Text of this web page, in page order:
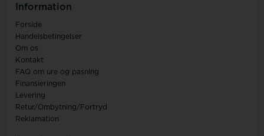
Information
Forside
Handelsbetingelser
Om os
Kontakt
FAQ om ure og pasning
Finansieringen
Levering
Retur/Ombytning/Fortryd
Reklamation